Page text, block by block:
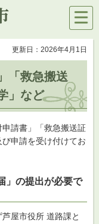
メニ
ュー
更新日：2026年4月1日
「救急搬送
」など
請書」「救急搬送証
申請を受け付けてお
」の提出が必要で
屋市役所 道路課と